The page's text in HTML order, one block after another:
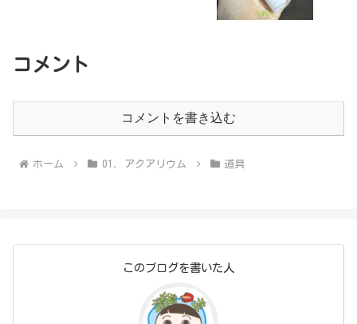
コメント
コメントを書き込む
ホーム 01. アクアリウム 道具
このブログを書いた人